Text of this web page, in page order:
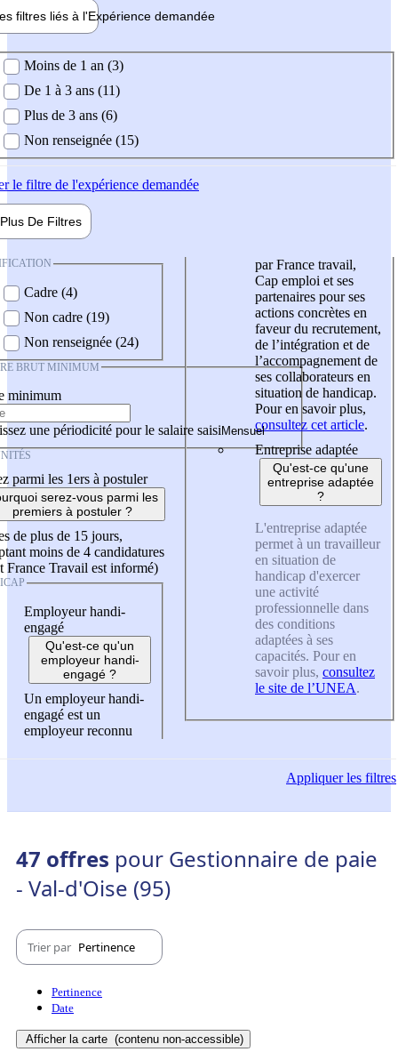
filtres liés à l'Expérience demandée
demandée
Moins de 1 an (3)
De 1 à 3 ans (11)
Plus de 3 ans (6)
Non renseignée (15)
le filtre de l'expérience demandée
Plus De Filtres
Cadre (4)
Non cadre (19)
Non renseignée (24)
BRUT MINIMUM
minimum
une périodicité pour le salaire saisi
parmi les 1ers à postuler
serez-vous parmi les
premiers à postuler ?
de plus de 15 jours,
moins de 4 candidatures
France Travail est informé)
Employeur handi-
engagé
Qu'est-ce qu'un
employeur handi-
engagé ?
Un employeur handi-
engagé est un
employeur reconnu
par France travail,
Cap emploi et ses
partenaires pour ses
actions concrètes en
faveur du recrutement,
de l’intégration et de
l’accompagnement de
ses collaborateurs en
situation de handicap.
Pour en savoir plus,
consultez cet article.
Entreprise adaptée
Qu'est-ce qu'une
entreprise adaptée
?
L'entreprise adaptée
permet à un travailleur
en situation de
handicap d'exercer
une activité
professionnelle dans
des conditions
adaptées à ses
capacités. Pour en
savoir plus, consultez
le site de l’UNEA.
Appliquerles filtres
47 offres pour Gestionnaire de paie
- Val-d'Oise (95)
Trier par Pertinence
Pertinence
Date
Afficher la carte (contenu non-accessible)